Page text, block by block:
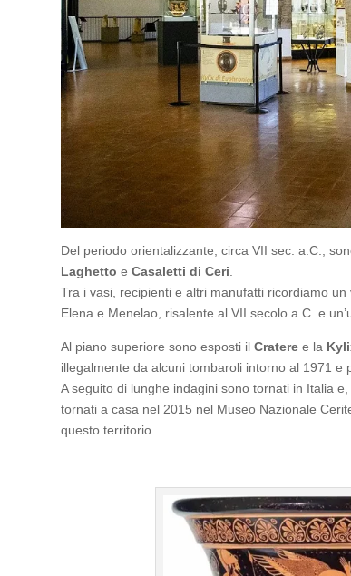
Del periodo orientalizzante, circa VII sec. a.C.,
Laghetto eCasaletti di Ceri
Tra i vasi, recipienti e altri manufatti ricordiamo
Elena e Menelao, risalente al VII secolo a.C. e
Al piano superiore sono esposti ilCratere e la
illegalmente da alcuni tombaroli intorno al 1971 e
A seguito di lunghe indagini sono tornati in Italia
tornati a casa nel 2015 nel Museo Nazionale
questo territorio.